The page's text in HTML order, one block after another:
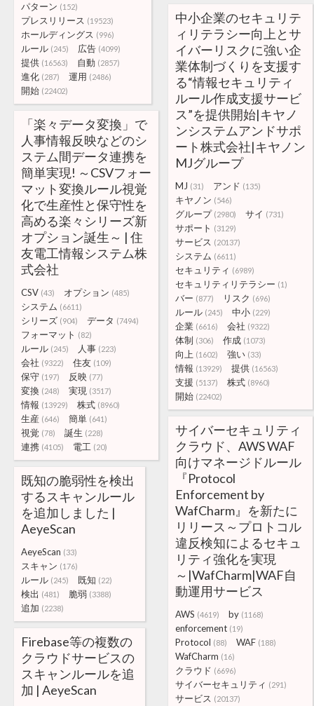
パターン (152)
プレスリリース (19523)
ホールディングス (996)
ルール (245) 広告 (4099)
提供 (16563) 自動 (2857)
進化 (287) 運用 (2486)
開始 (22402)
中小企業のセキュリテ
ィリテラシー向上とサ
イバーリスクに強い企
業体制づくりを支援す
る“情報セキュリティ
ルール作成支援サービ
ス”を提供開始|キヤノ
ンシステムアンドサポ
ート株式会社|キヤノン
MJグループ
MJ (31) アンド (135)
キヤノン (546)
グループ (2980) サイ (731)
サポート (3129)
サービス (20137)
システム (6611)
セキュリティ (6989)
セキュリティリテラシー (1)
バー (877) リスク (696)
ルール (245) 中小 (229)
企業 (6616) 会社 (9322)
体制 (306) 作成 (1073)
向上 (1602) 強い (33)
情報 (13929) 提供 (16563)
支援 (5137) 株式 (8960)
開始 (22402)
「楽々データ変換」で
人事情報反映などのシ
ステム間データ連携を
簡単実現! ～CSVフォー
マット変換ルール視覚
化で生産性と保守性を
高める楽々シリーズ新
オプション誕生～ | 住
友電工情報システム株
式会社
CSV (43) オプション (485)
システム (6611)
シリーズ (904) データ (7494)
フォーマット (82)
ルール (245) 人事 (223)
会社 (9322) 住友 (109)
保守 (197) 反映 (77)
変換 (248) 実現 (3517)
情報 (13929) 株式 (8960)
生産 (646) 簡単 (641)
視覚 (78) 誕生 (228)
連携 (4105) 電工 (20)
サイバーセキュリティ
クラウド、AWS WAF
向けマネージドルール
『Protocol
Enforcement by
WafCharm』を新たに
リリース～プロトコル
違反検知によるセキュ
リティ強化を実現
～|WafCharm|WAF自
動運用サービス
AWS (4619) by (1168)
enforcement (19)
Protocol (88) WAF (188)
WafCharm (16)
クラウド (6696)
サイバーセキュリティ (291)
サービス (20137)
既知の脆弱性を検出
するスキャンルール
を追加しました |
AeyeScan
AeyeScan (33)
スキャン (176)
ルール (245) 既知 (22)
検出 (481) 脆弱 (3388)
追加 (2238)
Firebase等の複数の
クラウドサービスの
スキャンルールを追
加 | AeyeScan